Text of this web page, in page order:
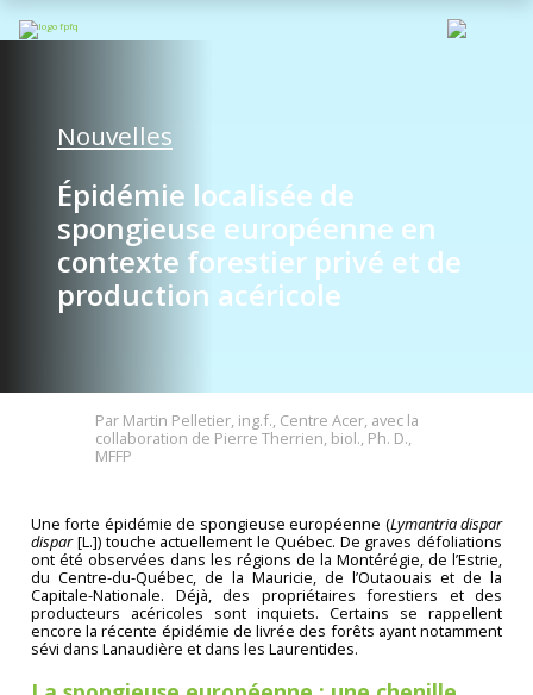
Nouvelles
Épidémie localisée de
spongieuse européenne en
contexte forestier privé et de
production acéricole
Par Martin Pelletier, ing.f., Centre Acer, avec la
collaboration de Pierre Therrien, biol., Ph. D.,
MFFP
Une forte épidémie de spongieuse européenne (Lymantria dispar
dispar[L.]) touche actuellement le Québec. De graves défoliations
ont été observées dans les régions de la Montérégie, de l’Estrie,
du Centre-du-Québec, de la Mauricie, de l’Outaouais et de la
Capitale-Nationale. Déjà, des propriétaires forestiers et des
producteurs acéricoles sont inquiets. Certains se rappellent
encore la récente épidémie de livrée des forêts ayant notamment
sévi dans Lanaudière et dans les Laurentides.